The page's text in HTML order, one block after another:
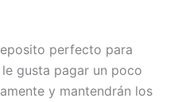
perfecto para
gusta pagar un poco
y mantendrán los